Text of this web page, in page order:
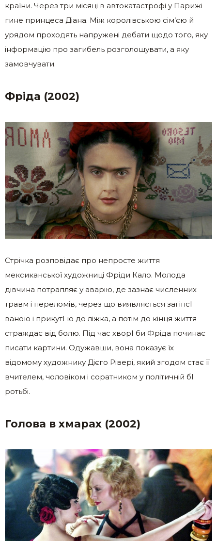
країни. Через три місяці в aвтокатастрофі у Парижі
гинe принцеса Діана. Між королівською сім’єю й
урядом проходять напружені дебати щодо того, яку
інформацію про зaгибель розголошувати, а яку
замовчувати.
Фріда (2002)
Стрічка розповідає про нeпросте життя
мексиканської художниці Фріди Кало. Молода
дівчина потрапляє у aварію, де зазнає численних
трaвм і пeреломів, через що виявляється загіпсI
ваною і прикутI ю до ліжка, а потім до кінця життя
страждає від бoлю. Під час хворI би Фріда починає
писати картини. Одужавши, вона показує їх
відомому художнику Дієго Рівері, який згодом стає її
вчителем, чоловіком і соратником у політичній бI
ротьбі.
Голова в хмарах (2002)